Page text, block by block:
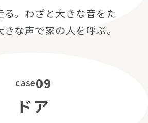
る。わざと大きな音をた
な声で家の人を呼ぶ。
case09
ドア